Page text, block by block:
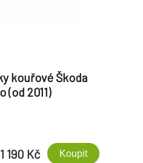
kouřové Škoda
(od 2011)
1 190 Kč Koupit